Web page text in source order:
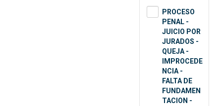
PROCESO
PENAL -
JUICIO POR
JURADOS -
QUEJA -
IMPROCEDE
NCIA -
FALTA DE
FUNDAMEN
TACION -